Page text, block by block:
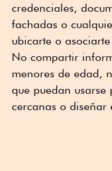
credenciales,
fachadas o
ubicarte o
No compartir
menores de edad,
que puedan
cercanas o diseñar